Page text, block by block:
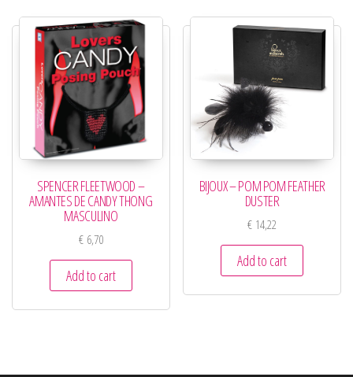
SPENCER FLEETWOOD –
AMANTES DE CANDY THONG
MASCULINO
€6,70
Add to cart
BIJOUX – POM POM FEATHER
DUSTER
€ 14,22
Add to cart